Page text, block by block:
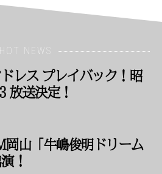
HOT NEWS
ドレス プレイバック！昭
放送決定！
山「牛嶋俊明ドリーム
！